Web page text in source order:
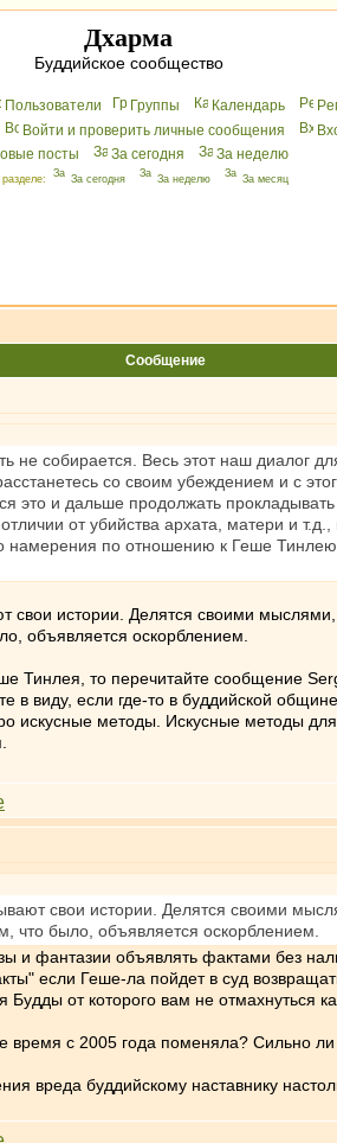
Дхарма
Буддийское сообщество
Пользователи Группы Календарь
Войти и проверить личные сообщения
посты
За сегодня За неделю
За сегодня За неделю За месяц
Сообщение
не собирается. Весь этот наш диалог
со своим убеждением и с
это и дальше продолжать
от убийства архата, матери и
намерения по отношению к Геше
свои истории. Делятся своими
объявляется оскорблением.
Тинлея, то перечитайте сообщение
виду, если где-то в буддийской
искусные методы. Искусные методы
свои истории. Делятся своими
что было, объявляется оскорблением.
фантазии объявлять фактами без
если Геше-ла пойдет в суд
от которого вам не отмахнуться
с 2005 года поменяла? Сильно
вреда буддийскому наставнику